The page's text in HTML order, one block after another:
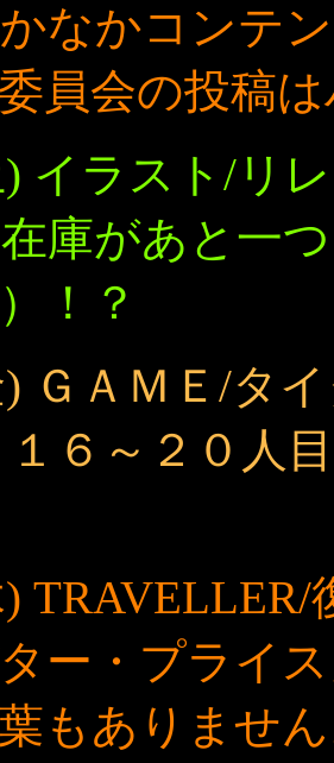
なかコンテ
員会の投稿
) イラスト/リ
庫があと一
！？
) ＧＡＭＥ/タ
６～２０人
ター・プライ
もありませ